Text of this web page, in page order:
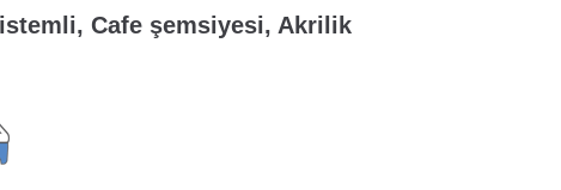
Cafe şemsiyesi, Akrilik